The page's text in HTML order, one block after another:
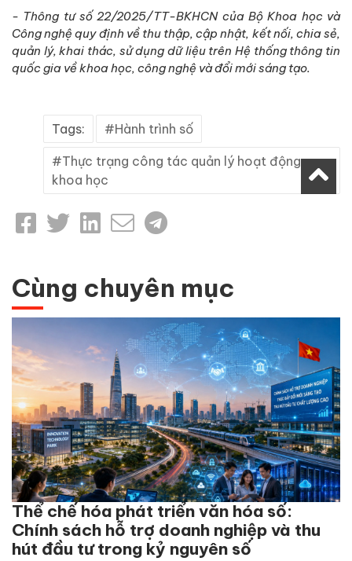
- Thông tư số 22/2025/TT-BKHCN của Bộ Khoa học và
Công nghệ quy định về thu thập, cập nhật, kết nối, chia sẻ,
quản lý, khai thác, sử dụng dữ liệu trên Hệ thống thông tin
quốc gia về khoa học, công nghệ và đổi mới sáng tạo.
Tags: Hành trình số
Thực trạng công tác quản lý hoạt động
khoa học
Cùng chuyên mục
Thể chế hóa phát triển văn hóa số:
Chính sách hỗ trợ doanh nghiệp và thu
hút đầu tư trong kỷ nguyên số